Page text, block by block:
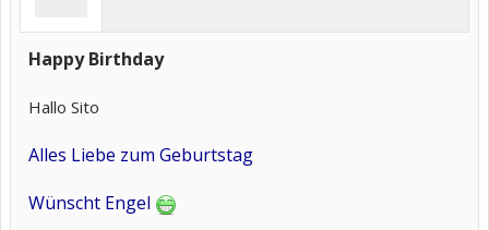
Happy Birthday
Hallo Sito
Alles Liebe zum Geburtstag
Wünscht Engel